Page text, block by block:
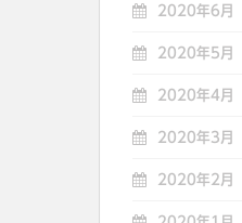
2020年6月
2020年5月
2020年4月
2020年3月
2020年2月